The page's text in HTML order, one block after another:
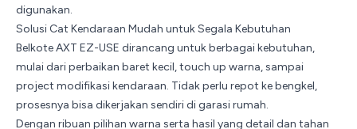
digunakan.
Solusi Cat Kendaraan Mudah untuk Segala Kebutuhan
Belkote AXT EZ-USE dirancang untuk berbagai kebutuhan,
mulai dari perbaikan baret kecil, touch up warna, sampai
project modifikasi kendaraan. Tidak perlu repot ke bengkel,
prosesnya bisa dikerjakan sendiri di garasi rumah.
Dengan ribuan pilihan warna serta hasil yang detail dan tahan